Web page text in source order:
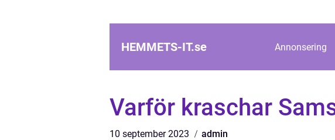
HEMMETS-IT.se Annonsering
Varför kraschar
10 september 2023 admin